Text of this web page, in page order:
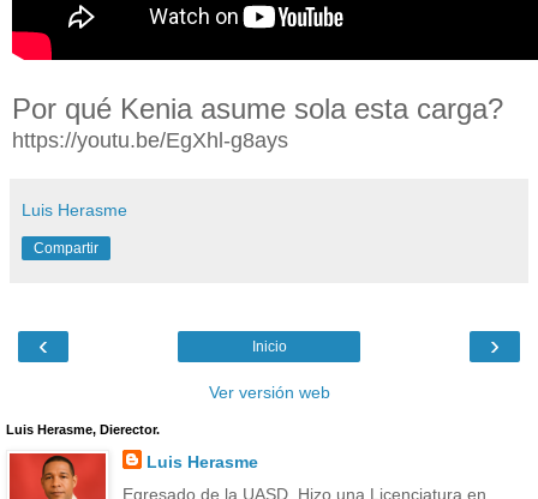
Por qué Kenia asume sola esta carga?
https://youtu.be/EgXhl-g8ays
Luis Herasme
Compartir
‹ ›
Inicio
Ver versión web
Luis Herasme, Dierector.
Luis Herasme
Egresado de la UASD. Hizo una Licenciatura en